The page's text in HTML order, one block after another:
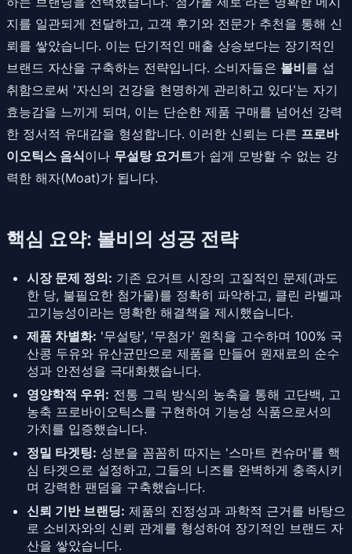
지를 일관되게 전달하고, 고객 후기와 전문가 추천을 통해 신
뢰를 쌓았습니다. 이는 단기적인 매출 상승보다는 장기적인
브랜드 자산을 구축하는 전략입니다. 소비자들은 볼비를 섭
취함으로써 '자신의 건강을 현명하게 관리하고 있다'는 자기
효능감을 느끼게 되며, 이는 단순한 제품 구매를 넘어선 강력
한 정서적 유대감을 형성합니다. 이러한 신뢰는 다른 프로바
이오틱스 음식이나 무설탕 요거트가 쉽게 모방할 수 없는 강
력한 해자(Moat)가 됩니다.
핵심 요약: 볼비의 성공 전략
시장 문제 정의: 기존 요거트 시장의 고질적인 문제(과도
한 당, 불필요한 첨가물)를 정확히 파악하고, 클린 라벨과
고기능성이라는 명확한 해결책을 제시했습니다.
제품 차별화: '무설탕', '무첨가' 원칙을 고수하며 100% 국
산콩 두유와 유산균만으로 제품을 만들어 원재료의 순수
성과 안전성을 극대화했습니다.
영양학적 우위: 전통 그릭 방식의 농축을 통해 고단백, 고
농축 프로바이오틱스를 구현하여 기능성 식품으로서의
가치를 입증했습니다.
정밀 타겟팅: 성분을 꼼꼼히 따지는 '스마트 컨슈머'를 핵
심 타겟으로 설정하고, 그들의 니즈를 완벽하게 충족시키
며 강력한 팬덤을 구축했습니다.
신뢰 기반 브랜딩: 제품의 진정성과 과학적 근거를 바탕으
로 소비자와의 신뢰 관계를 형성하여 장기적인 브랜드 자
산을 쌓았습니다.